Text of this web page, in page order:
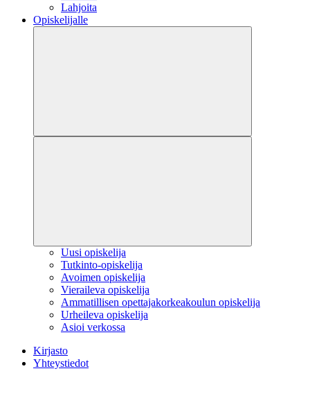
Lahjoita
Opiskelijalle
Uusi opiskelija
Tutkinto-opiskelija
Avoimen opiskelija
Vieraileva opiskelija
Ammatillisen opettajakorkeakoulun opiskelija
Urheileva opiskelija
Asioi verkossa
Kirjasto
Yhteystiedot